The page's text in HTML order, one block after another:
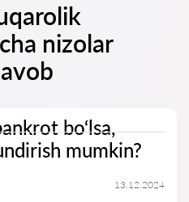
nizolar
bo‘lsa,
mumkin?
13.12.2024